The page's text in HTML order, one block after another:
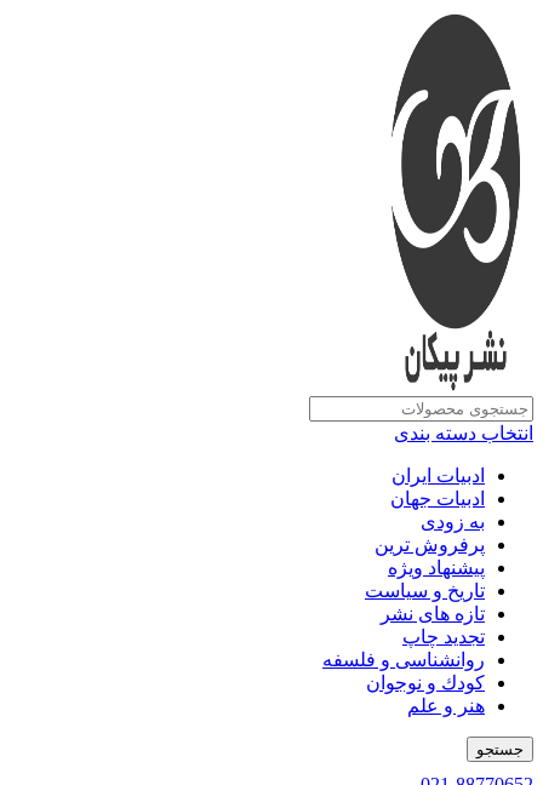
انتخاب دسته بندی
ادبیات ایران
ادبیات جهان
به زودی
پرفروش ترین
پیشنهاد ویژه
تاریخ و سیاست
تازه های نشر
تجدید چاپ
روانشناسی و فلسفه
کودك و نوجوان
هنر و علم
جستجو